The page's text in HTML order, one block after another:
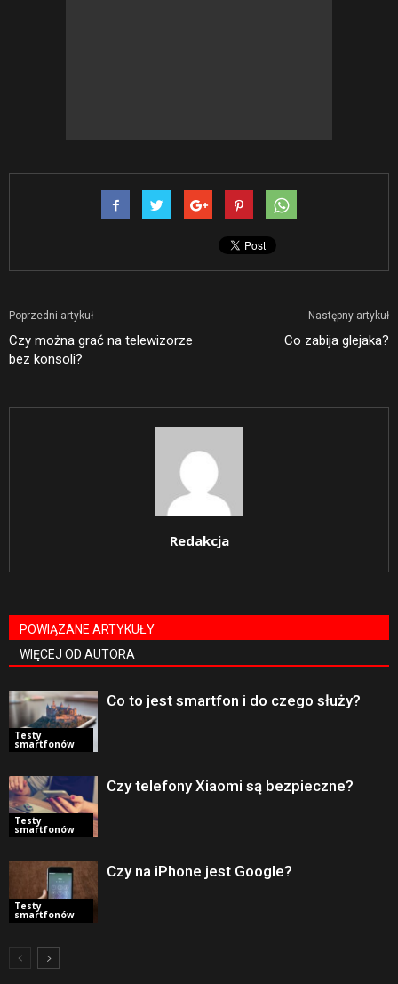
Poprzedni artykuł
Czy można grać na telewizorze
bez konsoli?
Następny artykuł
Co zabija glejaka?
Redakcja
POWIĄZANE ARTYKUŁY
WIĘCEJ OD AUTORA
Testy
smartfonów
Co to jest smartfon i do czego służy?
Testy
smartfonów
Czy telefony Xiaomi są bezpieczne?
Testy
smartfonów
Czy na iPhone jest Google?